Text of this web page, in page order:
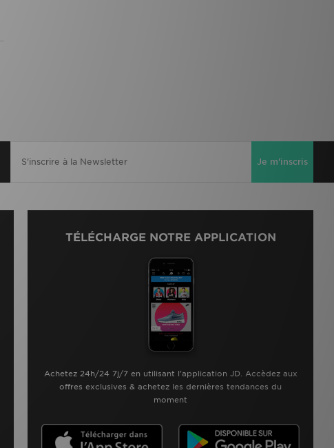
Je m'inscris
TÉLÉCHARGE NOTRE APPLICATION
Achetez 24h/24 7j/7 en utilisant l'application JD. Accèdez aux
offres exclusives & achetez les dernières tendances du
moment